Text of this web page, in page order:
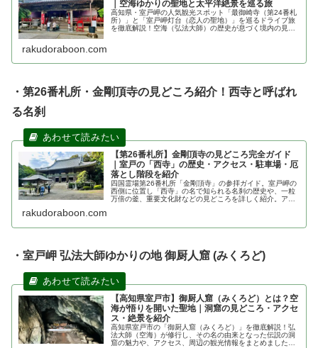
｜空海ゆかりの聖地と太平洋絶景を巡る旅
高知県・室戸岬の人気観光スポット「最御崎寺（第24番札
所）」と「室戸岬灯台（恋人の聖地）」を巡るドライブ旅
を徹底解説！空海（弘法大師）の歴史が息づく境内の見ど
rakudoraboon.com
・第26番札所・金剛頂寺の見どころ紹介！西寺と呼ばれ
る名刹
【第26番札所】金剛頂寺の見どころ完全ガイド
｜室戸の「西寺」の歴史・アクセス・駐車場・厄
落とし階段を紹介
四国霊場第26番札所「金剛頂寺」の参拝ガイド。室戸岬の
西側に位置し「西寺」の名で知られる名刹の歴史や、一粒
万倍の釜、重要文化財などの見どころを詳しく紹介。アク
rakudoraboon.com
・室戸岬 弘法大師ゆかりの地 御厨人窟 (みくろど)
【高知県室戸市】御厨人窟（みくろど）とは？空
海が悟りを開いた聖地｜洞窟の見どころ・アクセ
ス・絶景を紹介
高知県室戸市の「御厨人窟（みくろど）」を徹底解説！弘
法大師（空海）が修行し、その名の由来となった伝説の洞
窟の魅力や、アクセス、周辺の観光情報をまとめました。